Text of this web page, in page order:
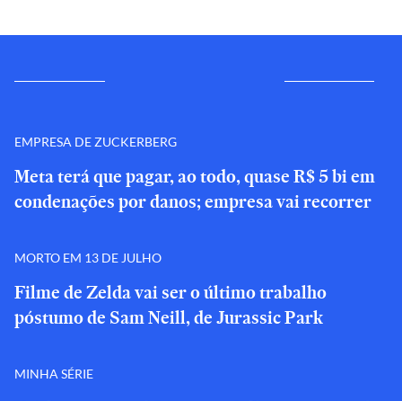
EMPRESA DE ZUCKERBERG
Meta terá que pagar, ao todo, quase R$ 5 bi em
condenações por danos; empresa vai recorrer
MORTO EM 13 DE JULHO
Filme de Zelda vai ser o último trabalho
póstumo de Sam Neill, de Jurassic Park
MINHA SÉRIE